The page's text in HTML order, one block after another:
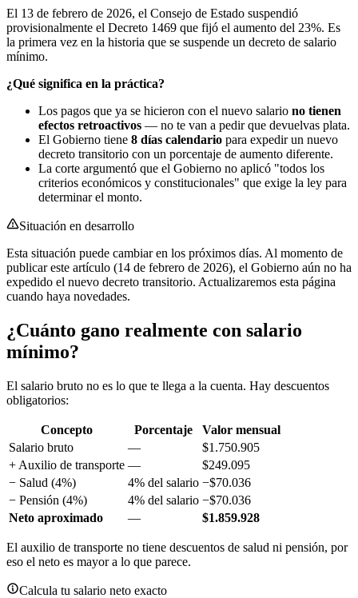
El 13 de febrero de 2026, el Consejo de Estado suspendió
provisionalmente el Decreto 1469 que fijó el aumento del 23%. Es
la primera vez en la historia que se suspende un decreto de salario
mínimo.
¿Qué significa en la práctica?
Los pagos que ya se hicieron con el nuevo salario no tienen
efectos retroactivos — no te van a pedir que devuelvas plata.
El Gobierno tiene 8 días calendario para expedir un nuevo
decreto transitorio con un porcentaje de aumento diferente.
La corte argumentó que el Gobierno no aplicó "todos los
criterios económicos y constitucionales" que exige la ley para
determinar el monto.
Situación en desarrollo
Esta situación puede cambiar en los próximos días. Al momento de
publicar este artículo (14 de febrero de 2026), el Gobierno aún no ha
expedido el nuevo decreto transitorio. Actualizaremos esta página
cuando haya novedades.
¿Cuánto gano realmente con salario
mínimo?
El salario bruto no es lo que te llega a la cuenta. Hay descuentos
obligatorios:
Concepto Porcentaje
Valor mensual
Salario bruto
—
$1.750.905
+ Auxilio de transporte —
$249.095
− Salud (4%)
4% del salario −$70.036
− Pensión (4%)
4% del salario −$70.036
Neto aproximado
— $1.859.928
El auxilio de transporte no tiene descuentos de salud ni pensión, por
eso el neto es mayor a lo que parece.
Calcula tu salario neto exacto